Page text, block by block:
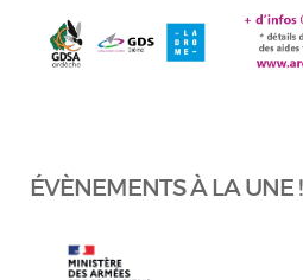
ÉVÈNEMENTS À LA UNE !